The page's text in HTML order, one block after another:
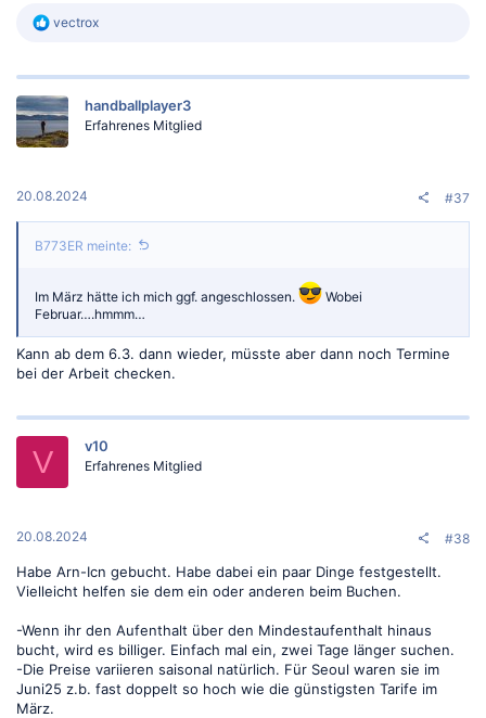
R
k
i
o
n
:
vectrox
handballplayer3
Erfahrenes Mitglied
20.08.2024 #37
B773ER meinte:
Im März hätte ich mich ggf. angeschlossen.
Wobei
Februar….hmmm…
Kann ab dem 6.3. dann wieder, müsste aber dann noch Termine
bei der Arbeit checken.
V v10
Erfahrenes Mitglied
20.08.2024 #38
Habe Arn-Icn gebucht. Habe dabei ein paar Dinge festgestellt.
Vielleicht helfen sie dem ein oder anderen beim Buchen.
-Wenn ihr den Aufenthalt über den Mindestaufenthalt hinaus
bucht, wird es billiger. Einfach mal ein, zwei Tage länger suchen.
-Die Preise variieren saisonal natürlich. Für Seoul waren sie im
Juni25 z.b. fast doppelt so hoch wie die günstigsten Tarife im
März.